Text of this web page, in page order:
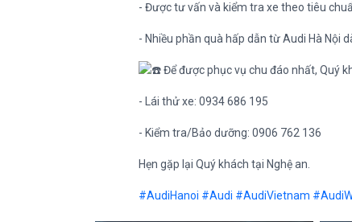
- Được tư vấn và kiểm tra xe theo tiêu
- Nhiều phần quà hấp dẫn từ Audi Hà Nội
Để được phục vụ chu đáo nhất, Quý
- Lái thử xe: 0934 686 195
- Kiểm tra/Bảo dưỡng: 0906 762 136
Hẹn gặp lại Quý khách tại Nghệ an.
#AudiHanoi #Audi #AudiVietnam